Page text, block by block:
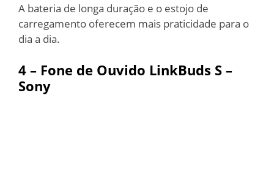
A bateria de longa duração e o estojo de
carregamento oferecem mais praticidade para o
dia a dia.
4 – Fone de Ouvido LinkBuds S –
Sony